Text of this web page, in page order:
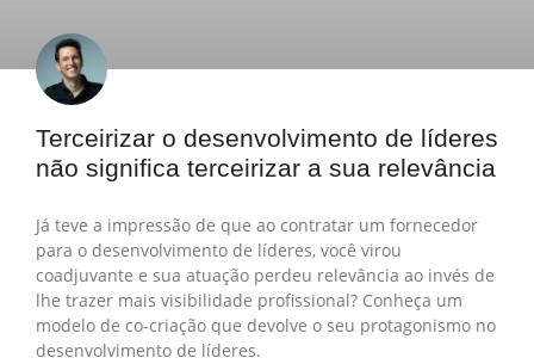
Terceirizar o desenvolvimento de líderes
não significa terceirizar a sua relevância
Já teve a impressão de que ao contratar um fornecedor
para o desenvolvimento de líderes, você virou
coadjuvante e sua atuação perdeu relevância ao invés de
lhe trazer mais visibilidade profissional? Conheça um
modelo de co-criação que devolve o seu protagonismo no
desenvolvimento de líderes.